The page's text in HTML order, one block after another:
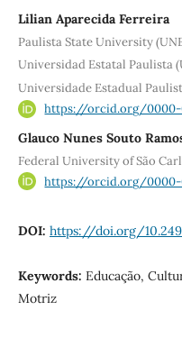
Lilian Aparecida Ferreira
Paulista State University
Universidad Estatal Paulista
Universidade Estadual
https://orcid.org/0000-
Glauco Nunes Souto
Federal University of São
https://orcid.org/0000-
DOI: https://doi.org/
Keywords: Educação,
Motriz